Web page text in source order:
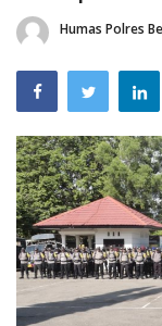
Lantas
Polisi Kita
Mitra Polisi
Giat Ops
Humas Polres